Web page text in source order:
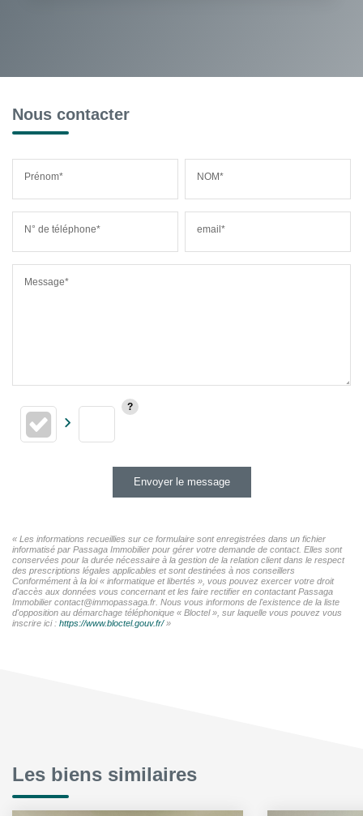
Nous contacter
Prénom* NOM*
N° de téléphone* email*
Message*
Envoyer le message
« Les informations recueillies sur ce formulaire sont enregistrées dans un fichier
informatisé par Passaga Immobilier pour gérer votre demande de contact. Elles sont
conservées pour la durée nécessaire à la gestion de la relation client dans le respect
des prescriptions légales applicables et sont destinées à nos conseillers
Conformément à la loi « informatique et libertés », vous pouvez exercer votre droit
d'accès aux données vous concernant et les faire rectifier en contactant Passaga
Immobilier contact@immopassaga.fr. Nous vous informons de l'existence de la liste
d'opposition au démarchage téléphonique « Bloctel », sur laquelle vous pouvez vous
inscrire ici : https://www.bloctel.gouv.fr/»
Les biens similaires